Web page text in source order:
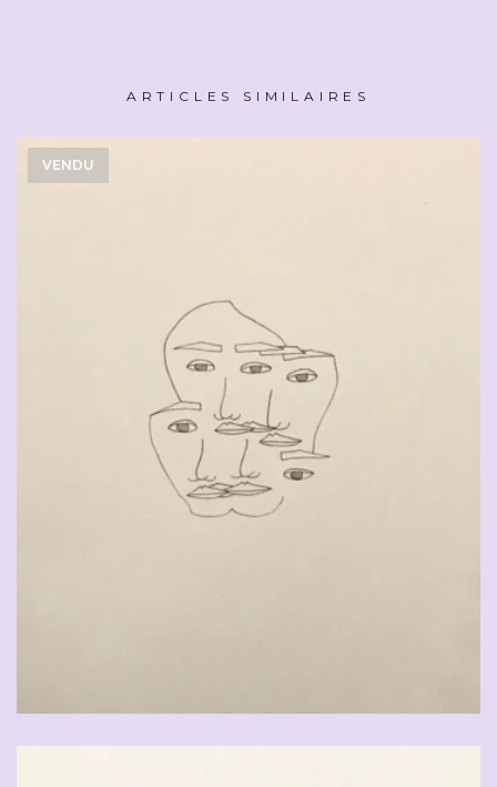
ARTICLES SIMILAIRES
VENDU